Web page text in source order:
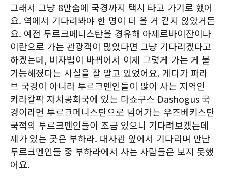
그래서 그냥 8만숨에 국경까지 택시 타고 가기로 했어
요. 역에서 기다려봐야 한 명이 더 올 거 같지 않았거든
요. 예전 투르크메니스탄을 경유해 아제르바이잔이나
이란으로 가는 관광객이 많았다면 그냥 기다리겠다고
하겠는데, 비자법이 바뀌어서 이제 그렇게 가는 게 불
가능해졌다는 사실을 잘 알고 있었어요. 게다가 파라
브 국경이 아니라 투르크멘인들이 많이 사는 지역인
카라칼팍 자치공화국에 있는 다쇼구스 Dashogus 국
경이라면 투르크메니스탄으로 넘어가는 우즈베키스탄
국적의 투르크멘인들이 조금 있으니 기다려보겠는데
제가 있는 곳은 부하라. 대사관 앞에서 기다리며 만난
투르크멘인들 중 부하라에서 사는 사람들은 보지 못했
어요.